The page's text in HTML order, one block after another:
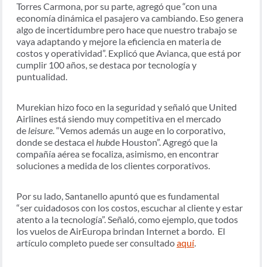
Torres Carmona, por su parte, agregó que “con una
economía dinámica el pasajero va cambiando. Eso genera
algo de incertidumbre pero hace que nuestro trabajo se
vaya adaptando y mejore la eficiencia en materia de
costos y operatividad”. Explicó que Avianca, que está por
cumplir 100 años, se destaca por tecnología y
puntualidad.
Murekian hizo foco en la seguridad y señaló que United
Airlines está siendo muy competitiva en el mercado
de leisure. “Vemos además un auge en lo corporativo,
donde se destaca el hubde Houston”. Agregó que la
compañía aérea se focaliza, asimismo, en encontrar
soluciones a medida de los clientes corporativos.
Por su lado, Santanello apuntó que es fundamental
“ser cuidadosos con los costos, escuchar al cliente y estar
atento a la tecnología”. Señaló, como ejemplo, que todos
los vuelos de AirEuropa brindan Internet a bordo. El
artículo completo puede ser consultadoaquí.